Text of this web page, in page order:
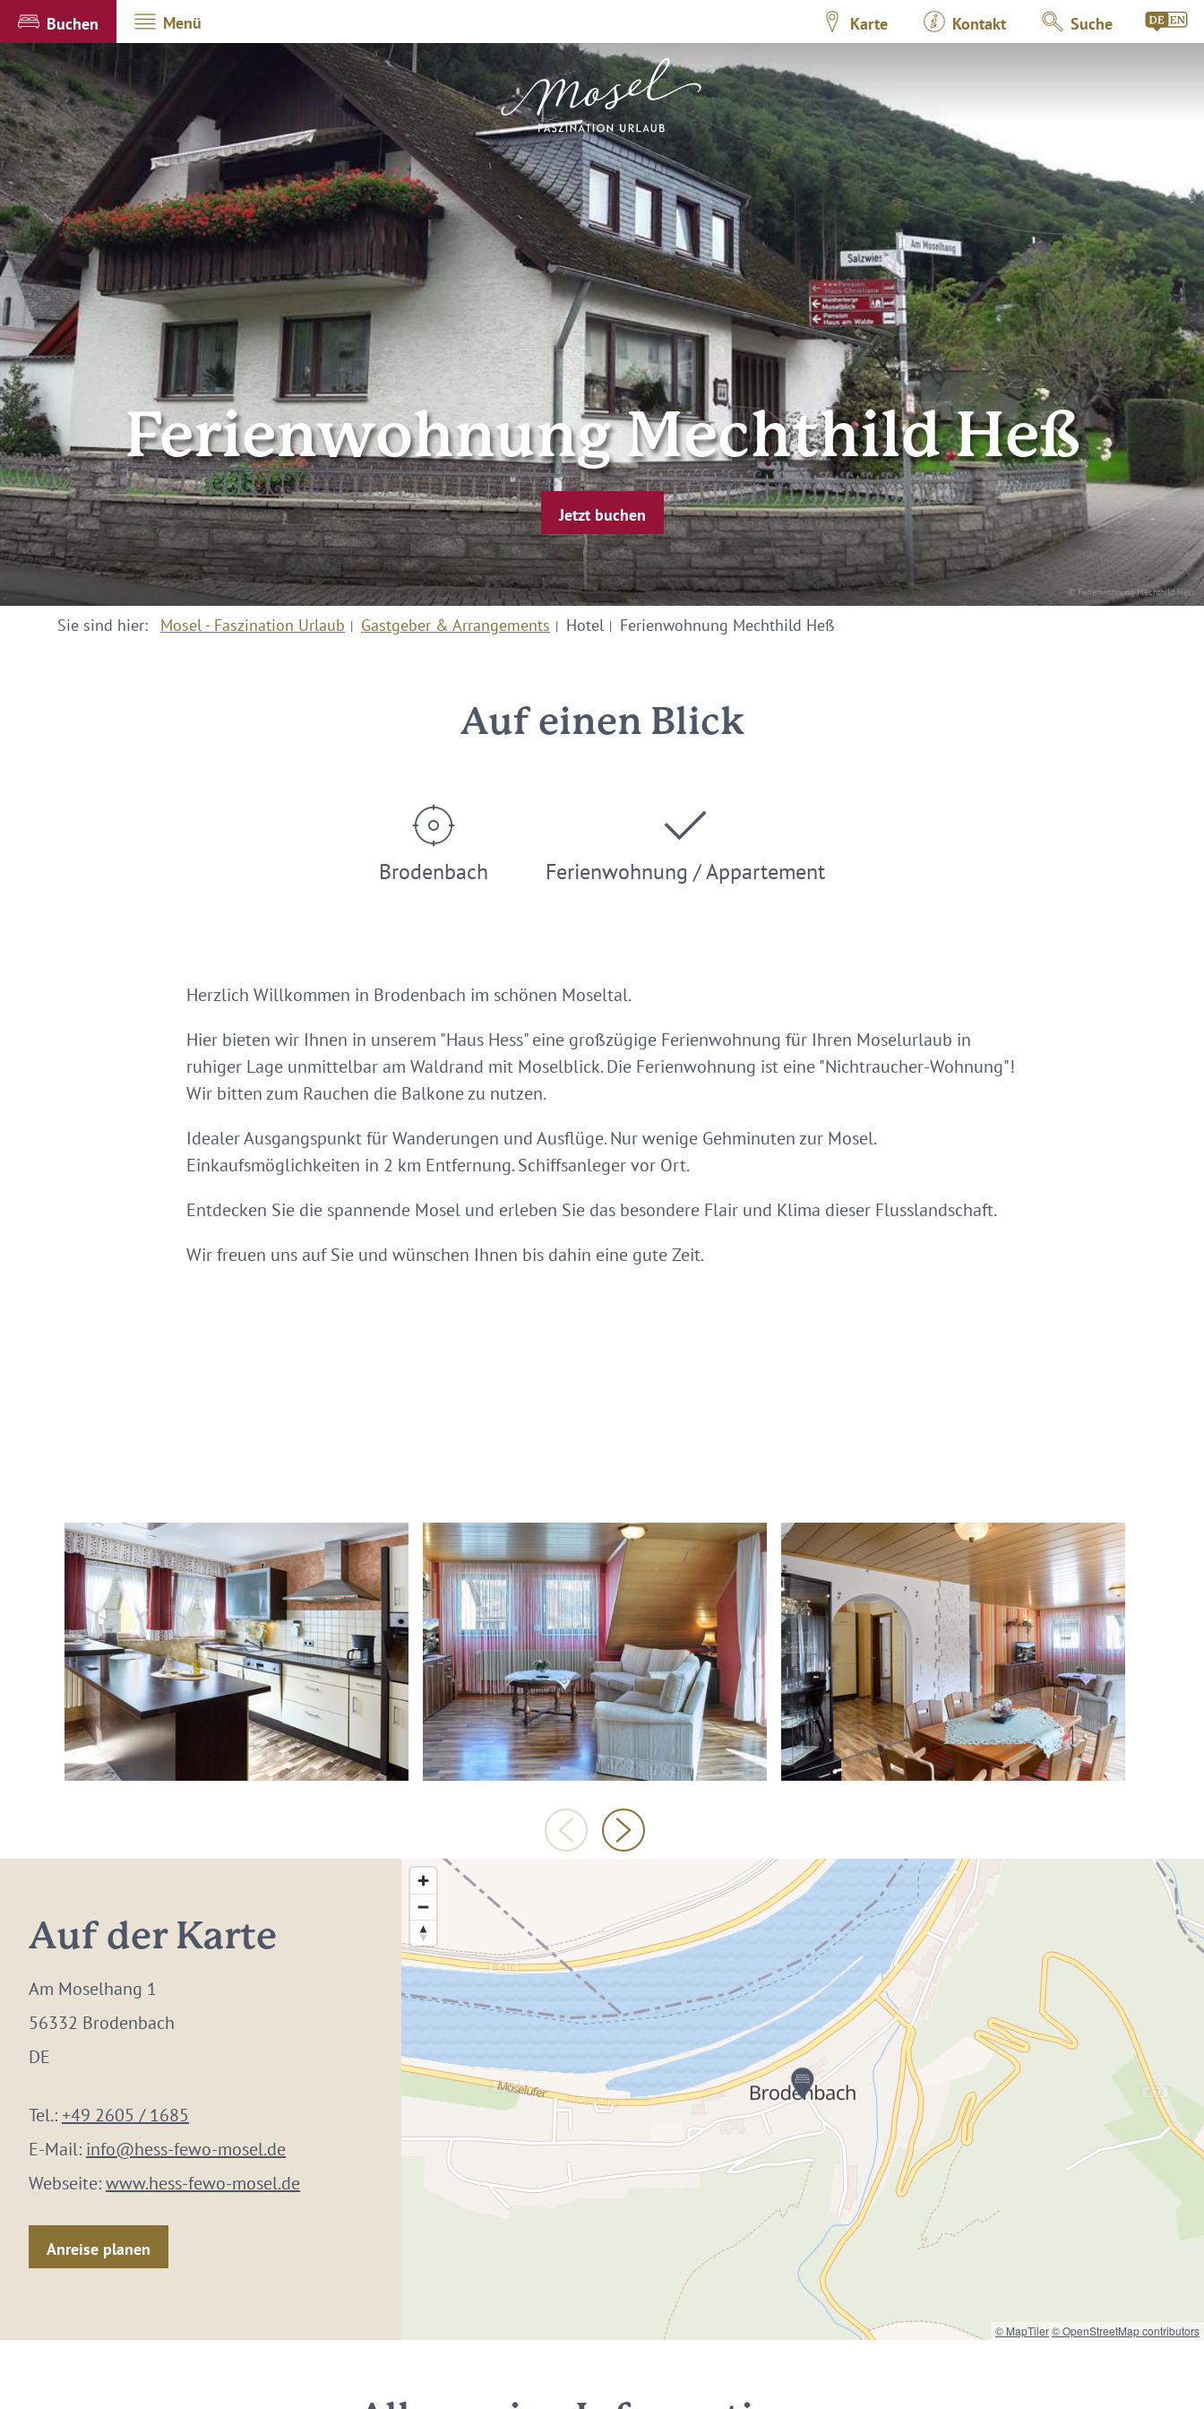
Buchen Menü Karte Kontakt Suche
© Ferienwohnung Mechthild Hess
Ferienwohnung Mechthild Heß
Jetzt buchen
Sie sind hier: Mosel - Faszination Urlaub Gastgeber & Arrangements Hotel Ferienwohnung Mechthild Heß
Auf einen Blick
Brodenbach Ferienwohnung / Appartement
Herzlich Willkommen in Brodenbach im schönen Moseltal.
Hier bieten wir Ihnen in unserem "Haus Hess" eine großzügige Ferienwohnung für Ihren Moselurlaub in
ruhiger Lage unmittelbar am Waldrand mit Moselblick. Die Ferienwohnung ist eine "Nichtraucher-Wohnung"!
Wir bitten zum Rauchen die Balkone zu nutzen.
Idealer Ausgangspunkt für Wanderungen und Ausflüge. Nur wenige Gehminuten zur Mosel.
Einkaufsmöglichkeiten in 2 km Entfernung. Schiffsanleger vor Ort.
Entdecken Sie die spannende Mosel und erleben Sie das besondere Flair und Klima dieser Flusslandschaft.
Wir freuen uns auf Sie und wünschen Ihnen bis dahin eine gute Zeit.
Auf der Karte
Am Moselhang 1
56332 Brodenbach
DE
Tel.:+49 2605 / 1685
E-Mail: info@hess-fewo-mosel.de
Webseite:www.hess-fewo-mosel.de
Anreise planen
© MapTiler© OpenStreetMap contributors